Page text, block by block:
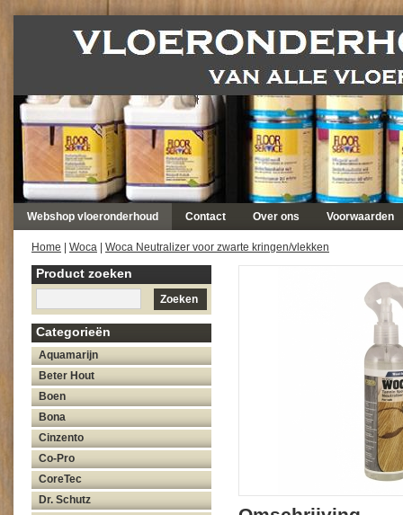
Webshop vloeronderhoud Contact Over ons Voorwaarden
Home Woca Woca Neutralizer voor zwarte kringen/vlekken
Product zoeken
Zoeken
Categorieën
Aquamarijn
Beter Hout
Boen
Bona
Cinzento
Co-Pro
CoreTec
Dr. Schutz